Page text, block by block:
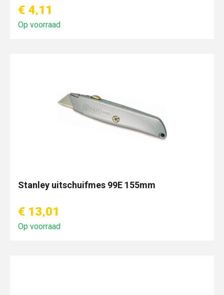
€ 4,11
Op voorraad
Stanley uitschuifmes 99E 155mm
€ 13,01
Op voorraad